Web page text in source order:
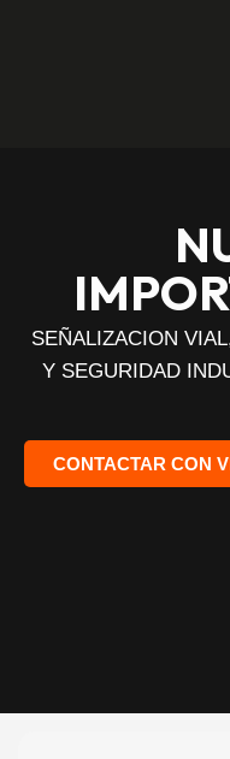
SEÑALIZACION
Y SEGURIDAD
CONTACTAR CON